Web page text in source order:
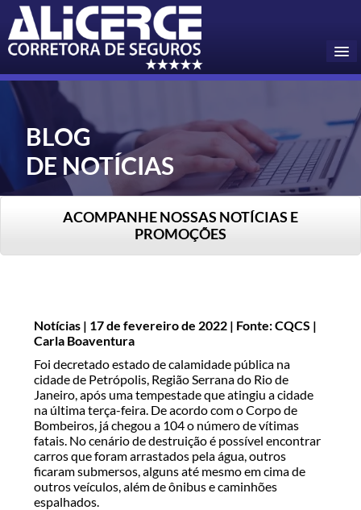
Home
Pedir Cotação
Seguros Online
Informações
BLOG
DE NOTÍCIAS
ACOMPANHE NOSSAS NOTÍCIAS E
PROMOÇÕES
Notícias | 17 de fevereiro de 2022 | Fonte: CQCS |
Carla Boaventura
Foi decretado estado de calamidade pública na
cidade de Petrópolis, Região Serrana do Rio de
Janeiro, após uma tempestade que atingiu a cidade
na última terça-feira. De acordo com o Corpo de
Bombeiros, já chegou a 104 o número de vítimas
fatais. No cenário de destruição é possível encontrar
carros que foram arrastados pela água, outros
ficaram submersos, alguns até mesmo em cima de
outros veículos, além de ônibus e caminhões
espalhados.